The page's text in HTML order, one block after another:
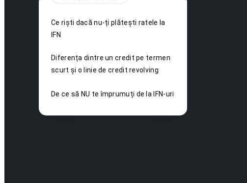
Ce riști dacă nu-ți plătești ratele la
IFN
Diferența dintre un credit pe termen
scurt și o linie de credit revolving
De ce să NU te împrumuți de la IFN-uri